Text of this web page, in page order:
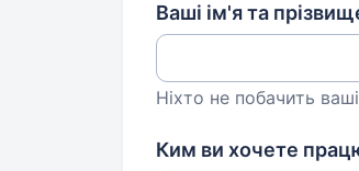
Ваші ім'я та
Ніхто не побачить
Ким ви хочете